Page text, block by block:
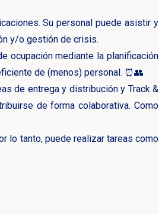
Su personal puede asistir y
y/o gestión de crisis.
ocupación mediante la planificación
de (menos) personal. ⏰👥
de entrega y distribución y Track &
de forma colaborativa. Como
lo tanto, puede realizar tareas como